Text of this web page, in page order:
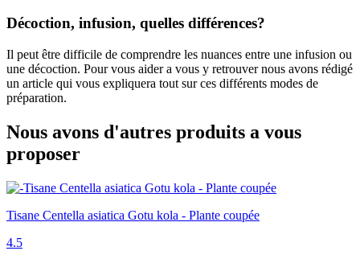
Décoction, infusion, quelles différences?
Il peut être difficile de comprendre les nuances entre une infusion ou
une décoction. Pour vous aider a vous y retrouver nous avons rédigé
un article qui vous expliquera tout sur ces différents modes de
préparation.
Nous avons d'autres produits a vous
proposer
Tisane Centella asiatica Gotu kola - Plante coupée
4.5